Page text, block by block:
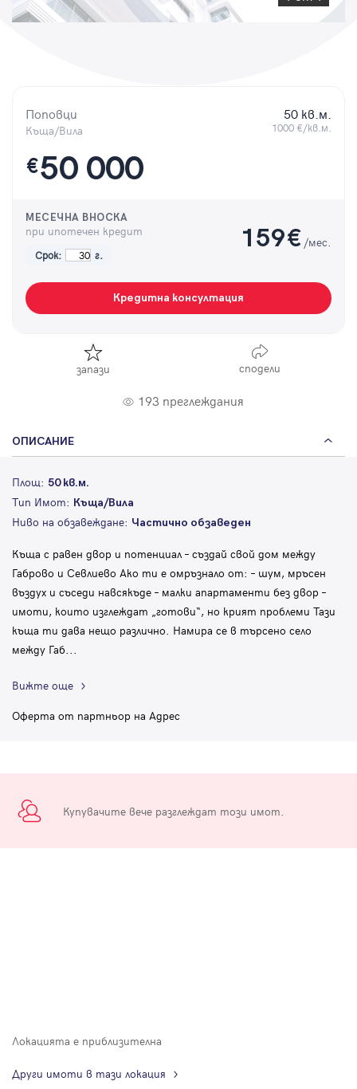
Поповци
Къща/Вила
50 кв.м.
1000 €/кв.м.
€50 000
МЕСЕЧНА ВНОСКА
при ипотечен кредит
Срок: г.
159€ /мес.
Кредитна консултация
запази сподели
193 преглеждания
ОПИСАНИЕ
Площ: 50 кв.м.
Тип Имот: Къща/Вила
Ниво на обзавеждане: Частично обзаведен
Къща с равен двор и потенциал – създай свой дом между
Габрово и Севлиево Ако ти е омръзнало от: – шум, мръсен
въздух и съседи навсякъде – малки апартаменти без двор –
имоти, които изглеждат „готови“, но крият проблеми Тази
къща ти дава нещо различно. Намира се в търсено село
между Габ...
Вижте още
Оферта от партньор на Адрес
Купувачите вече разглеждат този имот.
Локацията е приблизителна
Други имоти в тази локация
Парола
Забравена парола